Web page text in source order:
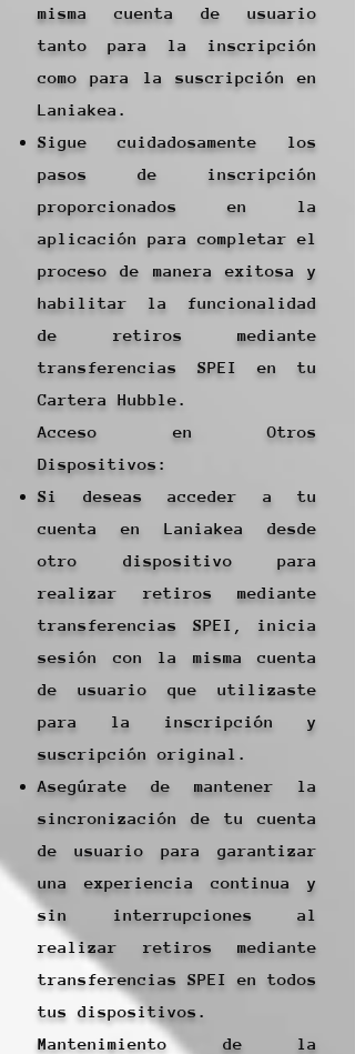
misma cuenta de usuario
tanto para la inscripción
como para la suscripción en
Laniakea.
Sigue cuidadosamente los
pasos de inscripción
proporcionados en la
aplicación para completar el
proceso de manera exitosa y
habilitar la funcionalidad
de retiros mediante
transferencias SPEI en tu
Cartera Hubble.
Acceso en Otros
Dispositivos:
Si deseas acceder a tu
cuenta en Laniakea desde
otro dispositivo para
realizar retiros mediante
transferencias SPEI, inicia
sesión con la misma cuenta
de usuario que utilizaste
para la inscripción y
suscripción original.
Asegúrate de mantener la
sincronización de tu cuenta
de usuario para garantizar
una experiencia continua y
sin interrupciones al
realizar retiros mediante
transferencias SPEI en todos
tus dispositivos.
Mantenimiento de la